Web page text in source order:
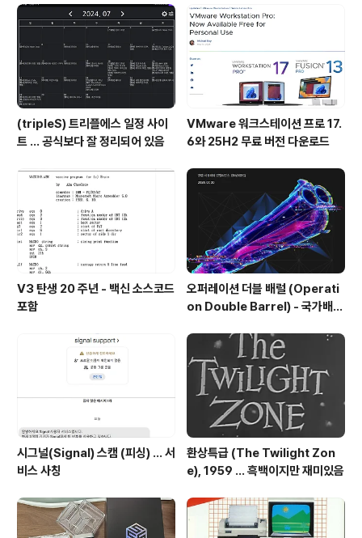
(tripleS) 트리플에스 일정 사이
트 ... 공식보다 잘 정리되어 있음
VMware 워크스테이션 프로 17.
6와 25H2 무료 버전 다운로드
V3 탄생 20 주년 - 백신 소스코드
포함
오퍼레이션 더블 배럴 (Operati
on Double Barrel) - 국가배후
시그널(Signal) 스캠 (피싱) ... 서
비스 사칭
환상특급 (The Twilight Zon
e), 1959 ... 흑백이지만 재미있음